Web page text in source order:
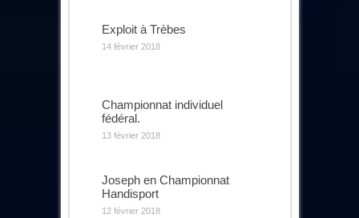
Exploit à Trèbes
14 février 2018
Championnat individuel
fédéral.
13 février 2018
Joseph en Championnat
Handisport
12 février 2018